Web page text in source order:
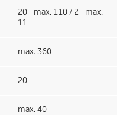
20 - max. 110 / 2 - max.
11
max. 360
20
max. 40